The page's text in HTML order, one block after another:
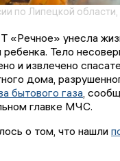
по Липецкой области,
«Речное» унесла
Тело
и извлечено
дома,
бытового газа ,
главке МЧС.
о том, что нашли